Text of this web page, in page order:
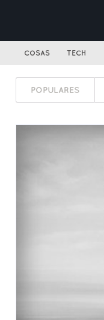
COSAS TECH
POPULARES